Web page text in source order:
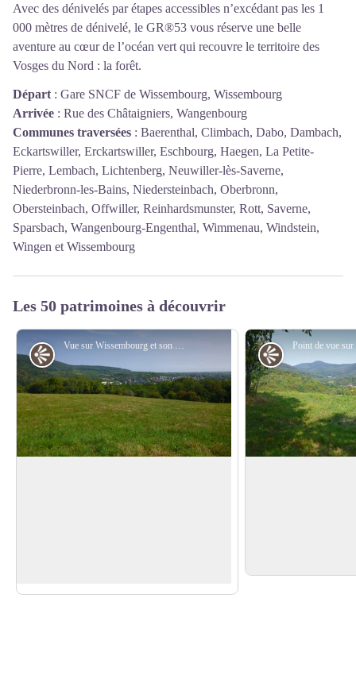
Avec des dénivelés par étapes accessibles n’excédant pas les 1
000 mètres de dénivelé, le GR®53 vous réserve une belle
aventure au cœur de l’océan vert qui recouvre le territoire des
Vosges du Nord : la forêt.
Départ : Gare SNCF de Wissembourg, Wissembourg
Arrivée : Rue des Châtaigniers, Wangenbourg
Communes traversées : Baerenthal, Climbach, Dabo, Dambach,
Eckartswiller, Erckartswiller, Eschbourg, Haegen, La Petite-
Pierre, Lembach, Lichtenberg, Neuwiller-lès-Saverne,
Niederbronn-les-Bains, Niedersteinbach, Oberbronn,
Obersteinbach, Offwiller, Reinhardsmunster, Rott, Saverne,
Sparsbach, Wangenbourg-Engenthal, Wimmenau, Windstein,
Wingen et Wissembourg
Les 50 patrimoines à découvrir
Point de vue Point de vue